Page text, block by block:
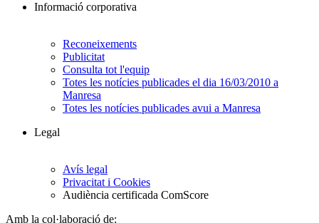
Informació corporativa
Reconeixements
Publicitat
Consulta tot l'equip
Totes les notícies publicades el dia 16/03/2010 a
Manresa
Totes les notícies publicades avui a Manresa
Legal
Avís legal
Privacitat i Cookies
Audiència certificada ComScore
Amb la col·laboració de: